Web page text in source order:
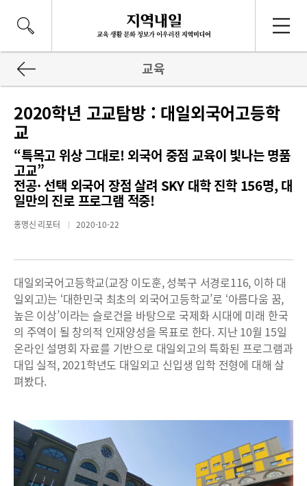
교육
2020학년 고교탐방 : 대일외국어고등학
교
“특목고 위상 그대로! 외국어 중점 교육이 빛나는 명품
고교”
전공· 선택 외국어 장점 살려 SKY 대학 진학 156명, 대
일만의 진로 프로그램 적중!
홍명신 리포터 2020-10-22
대일외국어고등학교(교장 이도훈, 성북구 서경로116, 이하 대
일외고)는 ‘대한민국 최초의 외국어고등학교’로 ‘아름다움 꿈,
높은 이상’이라는 슬로건을 바탕으로 국제화 시대에 미래 한국
의 주역이 될 창의적 인재양성을 목표로 한다. 지난 10월 15일
온라인 설명회 자료를 기반으로 대일외고의 특화된 프로그램과
대입 실적, 2021학년도 대일외고 신입생 입학 전형에 대해 살
펴봤다.